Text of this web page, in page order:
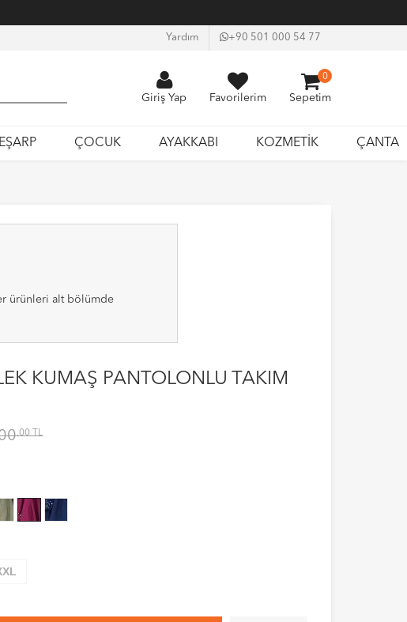
Yardım +90 501 000 54 77
Giriş Yap Favorilerim Sepetim
0
ÇOCUK AYAKKABI KOZMETİK ÇANTA
KUMAŞ PANTOLONLU TAKIM
.00 TL